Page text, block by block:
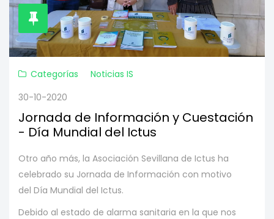
Categorías
Noticias IS
30-10-2020
Jornada de Información y Cuestación
- Día Mundial del Ictus
Otro año más, la Asociación Sevillana de Ictus ha
celebrado su Jornada de Información con motivo
del Día Mundial del Ictus.
Debido al estado de alarma sanitaria en la que nos